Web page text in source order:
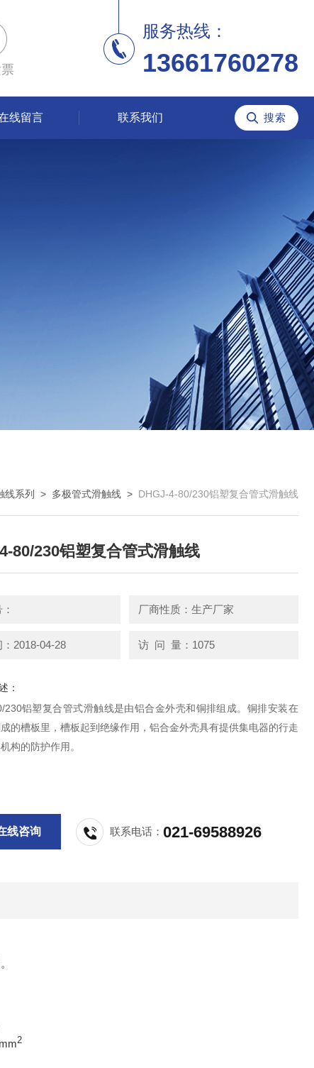
服务热线：
13661760278
线留言 联系我们
线系列 > 多极管式滑触线 > DHGJ-4-80/230铝塑复合管式滑触线
80/230铝塑复合管式滑触线
厂商性质：生产厂家
2018-04-28 访 问 量：1075
：
230铝塑复合管式滑触线是由铝合金外壳和铜排组成。铜排安装在
的槽板里，槽板起到绝缘作用，铝合金外壳具有提供集电器的行走
构的防护作用。
线咨询 联系电话：021-69588926
2